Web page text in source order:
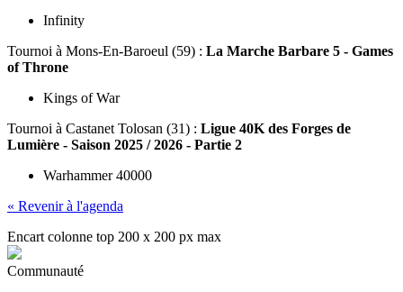
Infinity
Tournoi à Mons-En-Baroeul (59) : La Marche Barbare 5 - Games
of Throne
Kings of War
Tournoi à Castanet Tolosan (31) : Ligue 40K des Forges de
Lumière - Saison 2025 / 2026 - Partie 2
Warhammer 40000
« Revenir à l'agenda
Encart colonne top 200 x 200 px max
Communauté